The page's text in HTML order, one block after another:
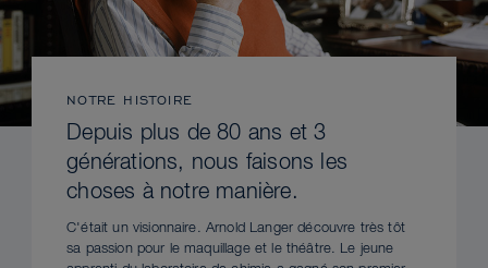
NOTRE HISTOIRE
Depuis plus de 80 ans et 3
générations, nous faisons les
choses à notre manière.
C'était un visionnaire. Arnold Langer découvre très tôt
sa passion pour le maquillage et le théâtre. Le jeune